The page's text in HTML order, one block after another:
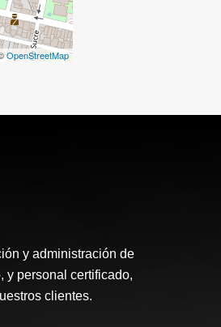
OpenStreetMap
y administración de
y personal certificado,
clientes.